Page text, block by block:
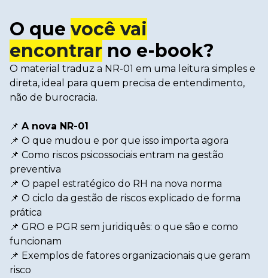
Confira nossos materiais
E-book
Aprofunde seu conhecimento
Ferramentas e Templates
Para agilizar o seu trabalho
Infográfico
Kits
Materiais centralizados
Lives
Newsletters
O que você vai
encontrar no e-book?
O material traduz a NR-01 em uma leitura simples e
direta, ideal para quem precisa de entendimento,
não de burocracia.
📌 A nova NR-01
📌 O que mudou e por que isso importa agora
📌 Como riscos psicossociais entram na gestão
preventiva
📌 O papel estratégico do RH na nova norma
📌 O ciclo da gestão de riscos explicado de forma
prática
📌 GRO e PGR sem juridiquês: o que são e como
funcionam
📌 Exemplos de fatores organizacionais que geram
risco